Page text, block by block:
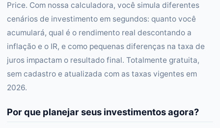
Price. Com nossa calculadora, você simula diferentes
cenários de investimento em segundos: quanto você
acumulará, qual é o rendimento real descontando a
inflação e o IR, e como pequenas diferenças na taxa de
juros impactam o resultado final. Totalmente gratuita,
sem cadastro e atualizada com as taxas vigentes em
2026.
Por que planejar seus investimentos agora?